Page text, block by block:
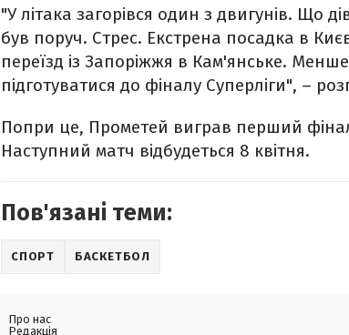
"У літака загорівся один з двигунів. Що
був поруч. Стрес. Екстрена посадка в
переїзд із Запоріжжя в Кам'янське.
підготуватися до фіналу Суперліги", –
Попри це, Прометей виграв перший
Наступний матч відбудеться 8 квітня.
Пов'язані теми:
СПОРТ БАСКЕТБОЛ
Про нас
Редакція